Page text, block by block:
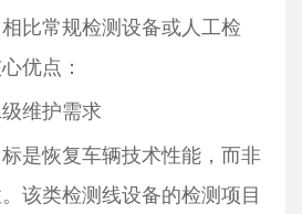
比常规检测设备或人工检
优点：
维护需求
是恢复车辆技术性能，而非
该类检测线设备的检测项目